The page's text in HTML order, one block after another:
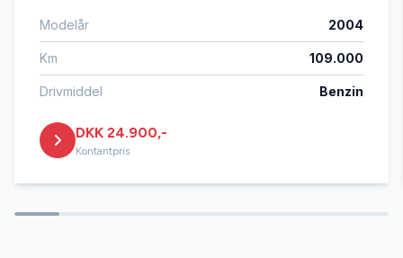
Modelår 2004
Km 109.000
Drivmiddel Benzin
DKK 24.900,-
Kontantpris